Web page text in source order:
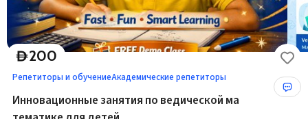
D200
Репетиторы и обучениеАкадемические репетиторы
Инновационные занятия по ведической ма